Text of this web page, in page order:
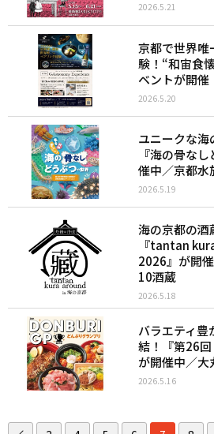
2026.5.21
京都で世界唯
験！“和宙食
ベントが開催
2026.5.20
ユニークな海
『海の骨な
催中／京都水
2026.5.19
海の京都の酒
『tantan
2026』が開
10酒蔵
2026.5.18
バラエティ豊
結！『第26回
が開催中／大
2026.5.16